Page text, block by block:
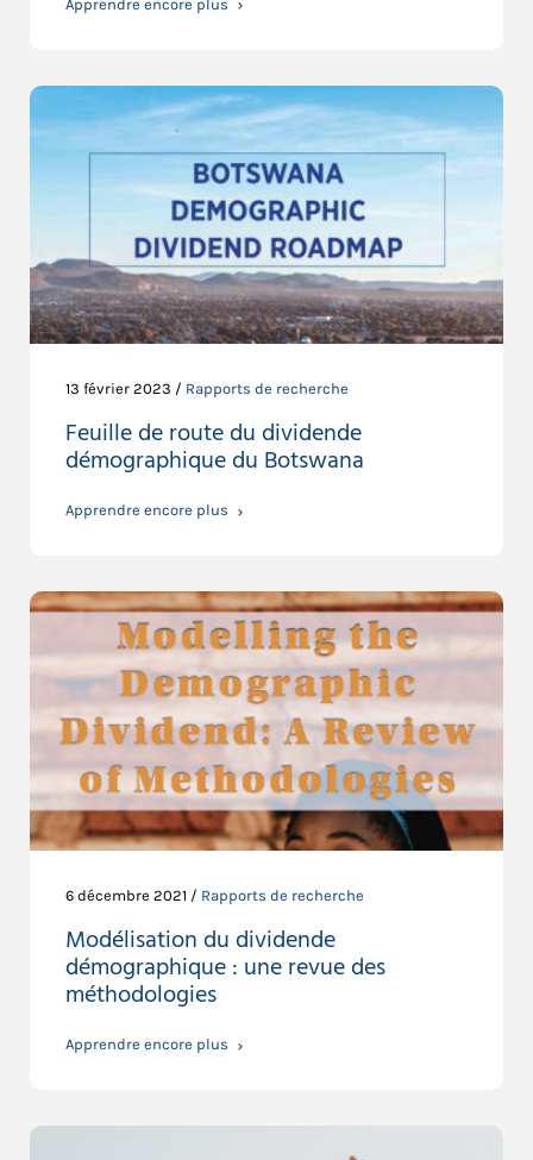
Apprendre encore plus
13 février 2023 / Rapports de recherche
Feuille de route du dividende
démographique du Botswana
Apprendre encore plus
6 décembre 2021 / Rapports de recherche
Modélisation du dividende
démographique : une revue des
méthodologies
Apprendre encore plus